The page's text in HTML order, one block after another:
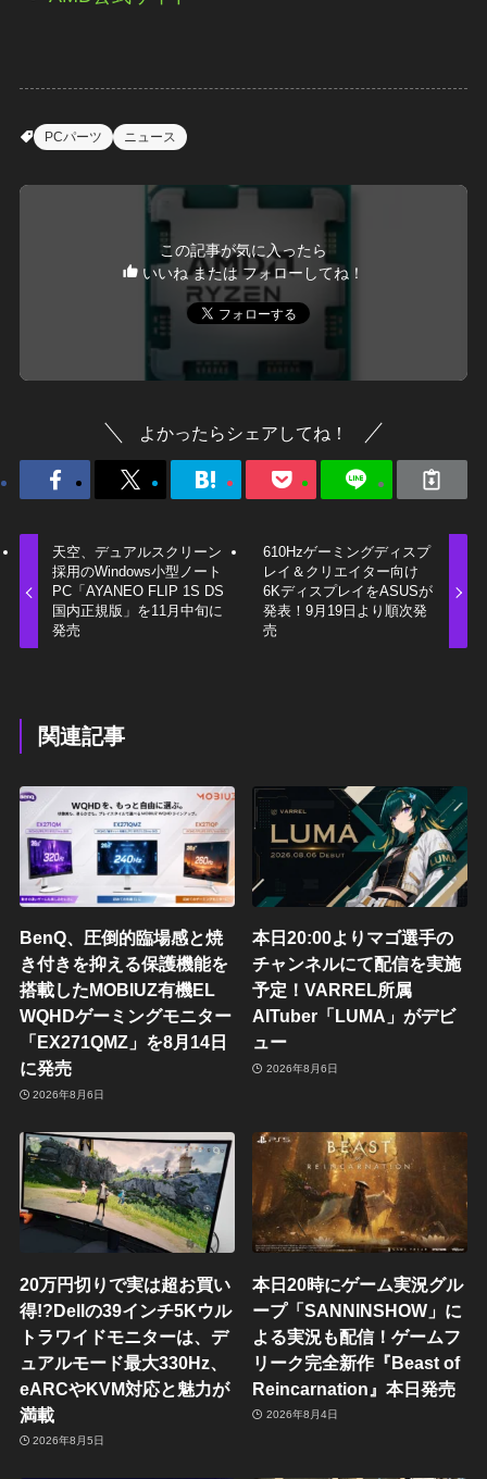
PCパーツ ニュース
この記事が気に入ったら
いいね または フォローしてね！
よかったらシェアしてね！
天空、デュアルスクリーン
採用のWindows小型ノート
PC「AYANEO FLIP 1S DS
国内正規版」を11月中旬に
発売
610Hzゲーミングディスプ
レイ＆クリエイター向け
6KディスプレイをASUSが
発表！9月19日より順次発
売
関連記事
BenQ、圧倒的臨場感と焼
き付きを抑える保護機能を
搭載したMOBIUZ有機EL
WQHDゲーミングモニター
「EX271QMZ」を8月14日
に発売
2026年8月6日
本日20:00よりマゴ選手の
チャンネルにて配信を実施
予定！VARREL所属
AITuber「LUMA」がデビ
ュー
2026年8月6日
20万円切りで実は超お買い
得!?Dellの39インチ5Kウル
トラワイドモニターは、デ
ュアルモード最大330Hz、
eARCやKVM対応と魅力が
満載
2026年8月5日
本日20時にゲーム実況グル
ープ「SANNINSHOW」に
よる実況も配信！ゲームフ
リーク完全新作『Beast of
Reincarnation』本日発売
2026年8月4日